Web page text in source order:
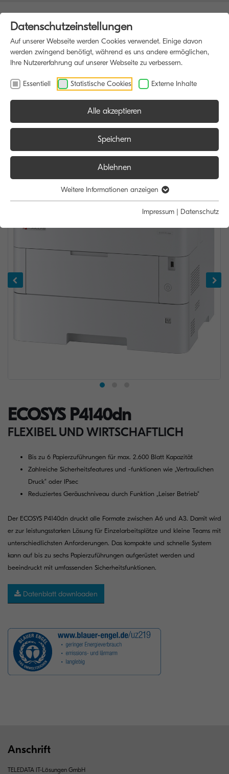
ECOSYS P4140dn
FLEXIBEL UND WIRTSCHAFTLICH
Bis zu 6 Papierzuführungen für max. 2.600 Blatt Kapazität
Zahlreiche Sicherheitsfeatures und -funktionen wie „Vertraulichen
Druck“ oder IPsec
Reduziertes Geräuschniveau durch Funktion „Leiser Betrieb“
Der ECOSYS P4140dn druckt alle Formate zwischen A6 und A3. Damit wird
er zur leistungsstarken Lösung für Einzelarbeitsplätze und kleine Teams mit
unterschiedlichsten Anforderungen. Das kompakte und schnelle System
kann auf bis zu sechs Papierzuführungen aufgerüstet werden und
beeindruckt mit umfassenden Sicherheitsfunktionen.
Datenblatt downloaden
Anschrift
TELEDATA IT-Lösungen GmbH
Datenschutzeinstellungen
Auf unserer Webseite werden Cookies verwendet. Einige davon
werden zwingend benötigt, während es uns andere ermöglichen,
Ihre Nutzererfahrung auf unserer Webseite zu verbessern.
Essentiell Statistische Cookies Externe Inhalte
Alle akzeptieren
Speichern
Ablehnen
Weitere Informationen anzeigen
Impressum | Datenschutz